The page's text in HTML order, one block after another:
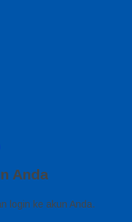
Anda
login ke akun Anda.